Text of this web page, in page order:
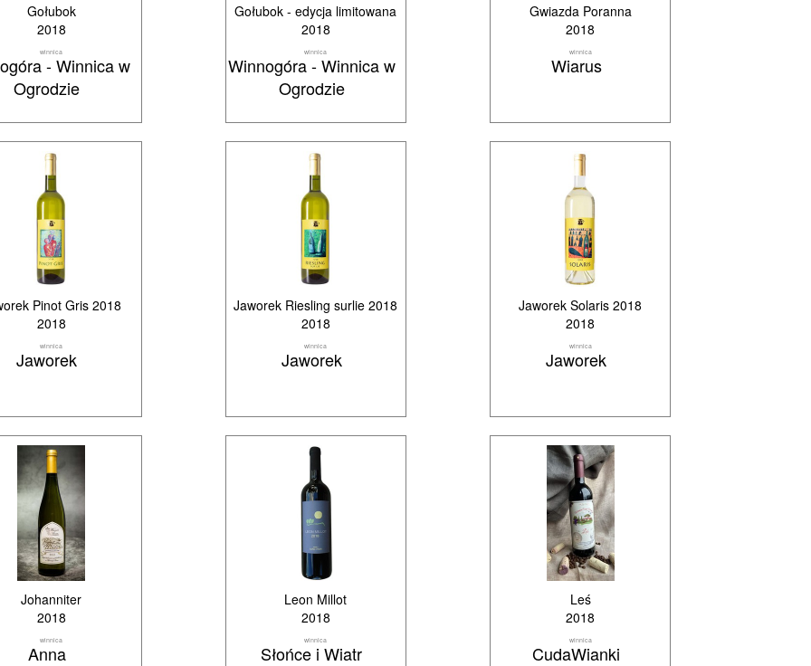
Gołubok
2018
winnica
- Winnica w
Ogrodzie
Gołubok - edycja limitowana
2018
winnica
Winnogóra - Winnica w
Ogrodzie
Gwiazda Poranna
2018
winnica
Wiarus
Pinot Gris 2018
2018
winnica
Jaworek
Jaworek Riesling surlie 2018
2018
winnica
Jaworek
Jaworek Solaris 2018
2018
winnica
Jaworek
Johanniter
2018
winnica
Anna
Leon Millot
2018
winnica
Słońce i Wiatr
Leś
2018
winnica
CudaWianki